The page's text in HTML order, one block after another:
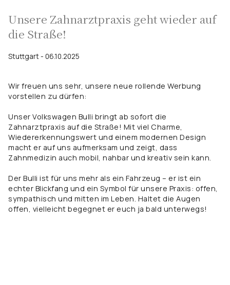
Unsere Zahnarztpraxis geht wieder auf
die Straße!
Stuttgart - 06.10.2025
Wir freuen uns sehr, unsere neue rollende Werbung
vorstellen zu dürfen:
Unser Volkswagen Bulli bringt ab sofort die
Zahnarztpraxis auf die Straße! Mit viel Charme,
Wiedererkennungswert und einem modernen Design
macht er auf uns aufmerksam und zeigt, dass
Zahnmedizin auch mobil, nahbar und kreativ sein kann.
Der Bulli ist für uns mehr als ein Fahrzeug – er ist ein
echter Blickfang und ein Symbol für unsere Praxis: offen,
sympathisch und mitten im Leben. Haltet die Augen
offen, vielleicht begegnet er euch ja bald unterwegs!